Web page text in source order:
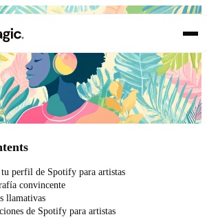
uso
de nosotros
perfil de Spotify para artistas
convincente
llamativas
de Spotify para artistas